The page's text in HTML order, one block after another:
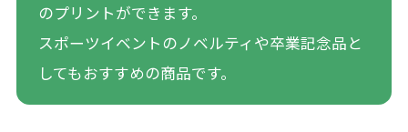
のプリントができます。
スポーツイベントのノベルティや卒業記念品と
してもおすすめの商品です。